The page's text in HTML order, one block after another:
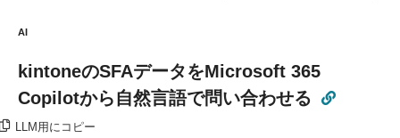
AI
kintoneのSFAデータをMicrosoft 365
Copilotから自然言語で問い合わせる
LLM用にコピー